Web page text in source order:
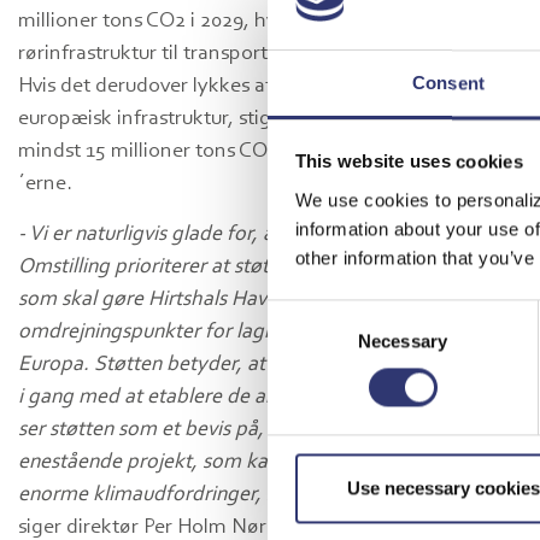
Consent
This website uses cookies
We use cookies to
information about your use
other information that
Selection
Necessary
Use necessary
millioner tons CO2 i 2029, hvis der etableres
rørinfrastruktur til transport af CO2 til Hirtshals Havn.
Hvis det derudover lykkes at integrere dansk og
europæisk infrastruktur, stiger potentialet eksplosivt til
mindst 15 millioner tons CO2 i begyndelsen af 2030
´erne.
- Vi er naturligvis glade for, at Fonden for Retfærdig
Omstilling prioriterer at støtte det ambitiøse projekt,
som skal gøre Hirtshals Havn til et af de vigtigste
omdrejningspunkter for lagring og udskibning af CO2 i
Europa. Støtten betyder, at vi blandt andet kan komme
i gang med at etablere de anlæg, der er behov for. Vi
ser støtten som et bevis på, at vi arbejder med et
enestående projekt, som kan bidrage til at løse de
enorme klimaudfordringer, som verden står over for,
siger direktør Per Holm Nørgaard fra Hirtshals Havn.